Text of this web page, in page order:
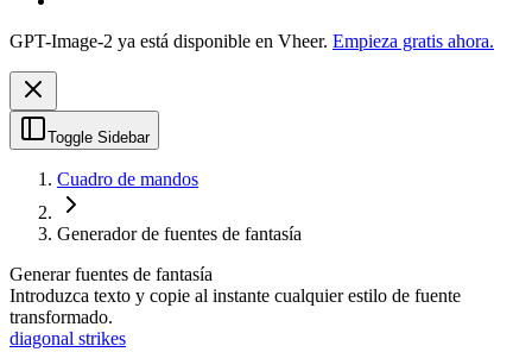
GPT-Image-2 ya está disponible en Vheer. Empieza gratis ahora.
Toggle Sidebar
Cuadro de mandos
Generador de fuentes de fantasía
Generar fuentes de fantasía
Introduzca texto y copie al instante cualquier estilo de fuente
transformado.
diagonal strikes